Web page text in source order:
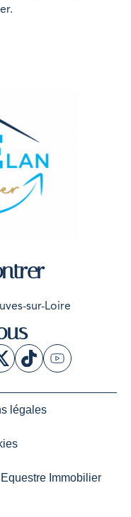
sur-Loire
Immobilier
légales